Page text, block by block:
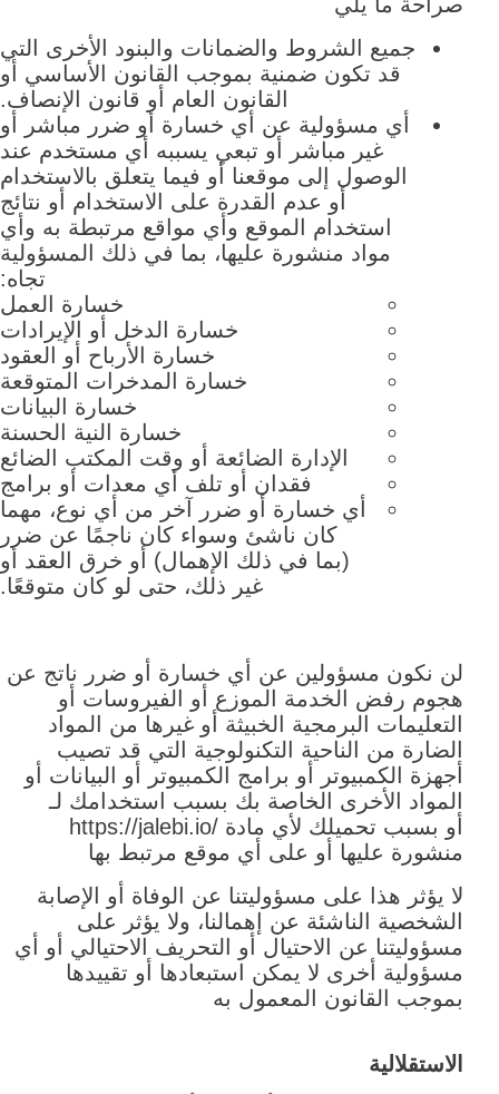
جميع الشروط والضمانات والبنود الأخرى التي
قد تكون ضمنية بموجب القانون الأساسي أو
القانون العام أو قانون الإنصاف.
أي مسؤولية عن أي خسارة أو ضرر مباشر أو
غير مباشر أو تبعي يسببه أي مستخدم عند
الوصول إلى موقعنا أو فيما يتعلق بالاستخدام
أو عدم القدرة على الاستخدام أو نتائج
استخدام الموقع وأي مواقع مرتبطة به وأي
مواد منشورة عليها، بما في ذلك المسؤولية
تجاه:
خسارة العمل
خسارة الدخل أو الإيرادات
خسارة الأرباح أو العقود
خسارة المدخرات المتوقعة
خسارة البيانات
خسارة النية الحسنة
الإدارة الضائعة أو وقت المكتب الضائع
فقدان أو تلف أي معدات أو برامج
أي خسارة أو ضرر آخر من أي نوع، مهما
كان ناشئ وسواء كان ناجمًا عن ضرر
(بما في ذلك الإهمال) أو خرق العقد أو
غير ذلك، حتى لو كان متوقعًا.
لن نكون مسؤولين عن أي خسارة أو ضرر ناتج عن
هجوم رفض الخدمة الموزع أو الفيروسات أو
التعليمات البرمجية الخبيثة أو غيرها من المواد
الضارة من الناحية التكنولوجية التي قد تصيب
أجهزة الكمبيوتر أو برامج الكمبيوتر أو البيانات أو
المواد الأخرى الخاصة بك بسبب استخدامك لـ
https://jalebi.io/ أو بسبب تحميلك لأي مادة
منشورة عليها أو على أي موقع مرتبط بها
لا يؤثر هذا على مسؤوليتنا عن الوفاة أو الإصابة
الشخصية الناشئة عن إهمالنا، ولا يؤثر على
مسؤوليتنا عن الاحتيال أو التحريف الاحتيالي أو أي
مسؤولية أخرى لا يمكن استبعادها أو تقييدها
بموجب القانون المعمول به
الاستقلالية